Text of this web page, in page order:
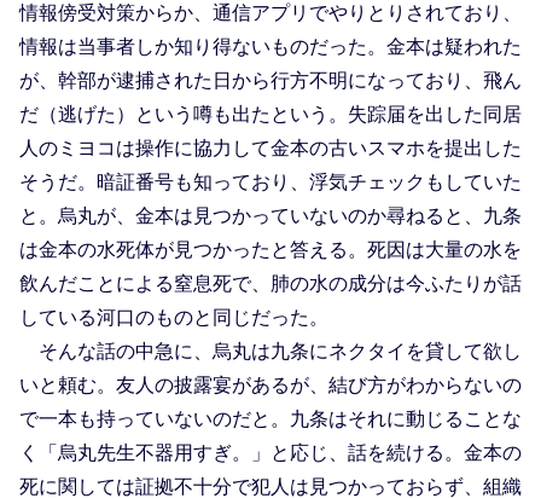
情報傍受対策からか、通信アプリでやりとりされており、
情報は当事者しか知り得ないものだった。金本は疑われた
が、幹部が逮捕された日から行方不明になっており、飛ん
だ（逃げた）という噂も出たという。失踪届を出した同居
人のミヨコは操作に協力して金本の古いスマホを提出した
そうだ。暗証番号も知っており、浮気チェックもしていた
と。烏丸が、金本は見つかっていないのか尋ねると、九条
は金本の水死体が見つかったと答える。死因は大量の水を
飲んだことによる窒息死で、肺の水の成分は今ふたりが話
している河口のものと同じだった。
そんな話の中急に、烏丸は九条にネクタイを貸して欲し
いと頼む。友人の披露宴があるが、結び方がわからないの
で一本も持っていないのだと。九条はそれに動じることな
く「烏丸先生不器用すぎ。」と応じ、話を続ける。金本の
死に関しては証拠不十分で犯人は見つかっておらず、組織